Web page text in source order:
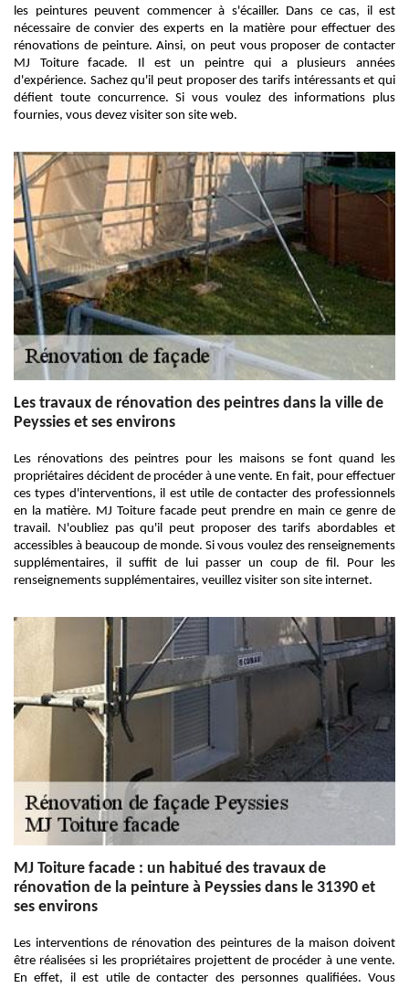
les peintures peuvent commencer à s'écailler. Dans ce cas, il est
nécessaire de convier des experts en la matière pour effectuer des
rénovations de peinture. Ainsi, on peut vous proposer de contacter
MJ Toiture facade. Il est un peintre qui a plusieurs années
d'expérience. Sachez qu'il peut proposer des tarifs intéressants et qui
défient toute concurrence. Si vous voulez des informations plus
fournies, vous devez visiter son site web.
Les travaux de rénovation des peintres dans la ville de
Peyssies et ses environs
Les rénovations des peintres pour les maisons se font quand les
propriétaires décident de procéder à une vente. En fait, pour effectuer
ces types d'interventions, il est utile de contacter des professionnels
en la matière. MJ Toiture facade peut prendre en main ce genre de
travail. N'oubliez pas qu'il peut proposer des tarifs abordables et
accessibles à beaucoup de monde. Si vous voulez des renseignements
supplémentaires, il suffit de lui passer un coup de fil. Pour les
renseignements supplémentaires, veuillez visiter son site internet.
MJ Toiture facade : un habitué des travaux de
rénovation de la peinture à Peyssies dans le 31390 et
ses environs
Les interventions de rénovation des peintures de la maison doivent
être réalisées si les propriétaires projettent de procéder à une vente.
En effet, il est utile de contacter des personnes qualifiées. Vous